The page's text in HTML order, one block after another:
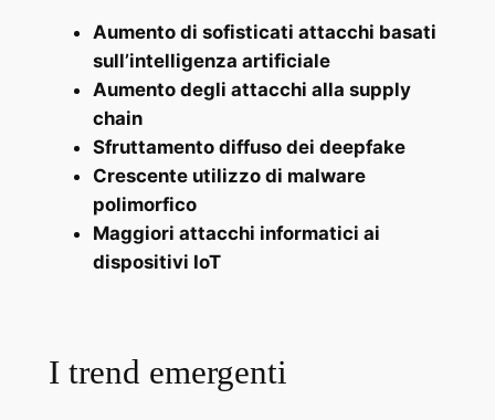
Aumento di sofisticati attacchi basati
sull’intelligenza artificiale
Aumento degli attacchi alla supply
chain
Sfruttamento diffuso dei deepfake
Crescente utilizzo di malware
polimorfico
Maggiori attacchi informatici ai
dispositivi IoT
I trend emergenti